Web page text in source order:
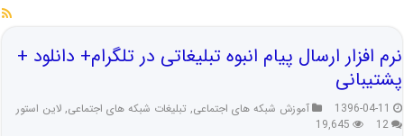
نرم افزار ارسال پیام انبوه تبلیغاتی در تلگرام+ دانلود +
پشتیبانی
1396-04-11 آموزش شبکه های اجتماعی, تبلیغات شبکه های اجتماعی,لاین استور
12
19,645